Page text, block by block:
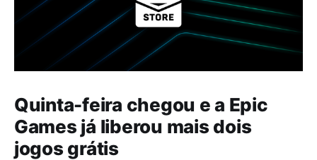
Quinta-feira chegou e a Epic
Games já liberou mais dois
jogos grátis